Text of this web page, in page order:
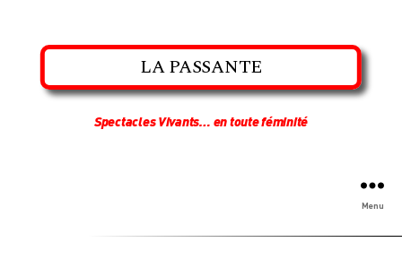
LA PASSANTE
Spectacles Vivants… en toute féminité
Menu